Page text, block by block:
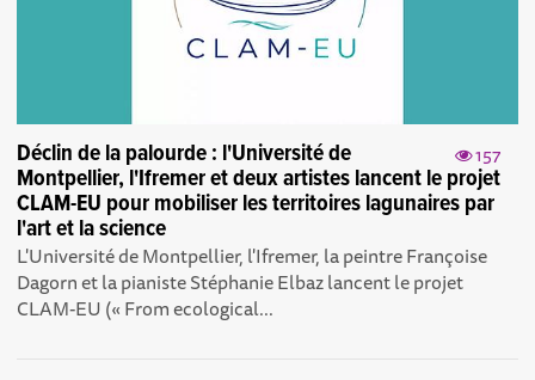
157
Déclin de la palourde : l'Université de
Montpellier, l'Ifremer et deux artistes lancent le projet
CLAM-EU pour mobiliser les territoires lagunaires par
l'art et la science
L'Université de Montpellier, l'Ifremer, la peintre Françoise
Dagorn et la pianiste Stéphanie Elbaz lancent le projet
CLAM-EU (« From ecological...